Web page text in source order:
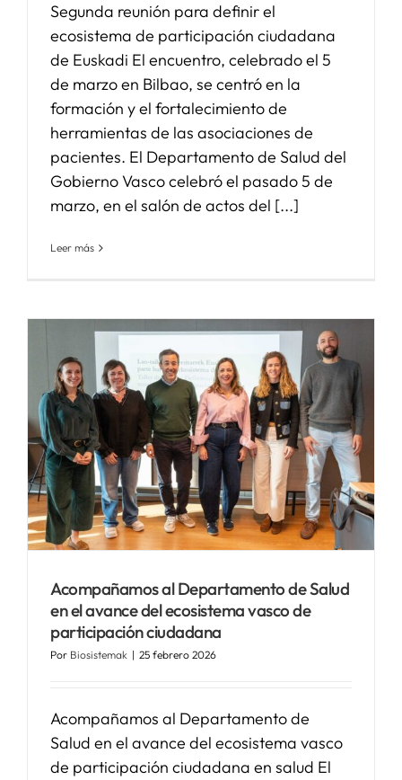
Segunda reunión para definir el
ecosistema de participación ciudadana
de Euskadi El encuentro, celebrado el 5
de marzo en Bilbao, se centró en la
formación y el fortalecimiento de
herramientas de las asociaciones de
pacientes. El Departamento de Salud del
Gobierno Vasco celebró el pasado 5 de
marzo, en el salón de actos del [...]
Leer más
Acompañamos al Departamento de Salud
en el avance del ecosistema vasco de
participación ciudadana
Por Biosistemak | 25 febrero 2026
Acompañamos al Departamento de
Salud en el avance del ecosistema vasco
de participación ciudadana en salud El